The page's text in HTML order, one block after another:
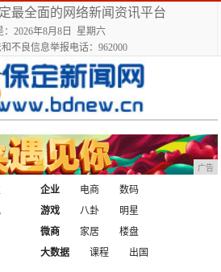
最全面的网络新闻资讯平台
：2026年8月8日 星期六
不良信息举报电话：962000
广告
企业 电商
数码
游戏
八卦
明星
微商 家居
楼盘
大数据
课程
出国